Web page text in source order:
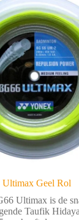
Geel Rol
Ultimax is de
Taufik